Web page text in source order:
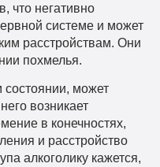
что негативно
системе и может
расстройствам. Они
похмелья.
состоянии, может
возникает
в конечностях,
и расстройство
алкоголику кажется,